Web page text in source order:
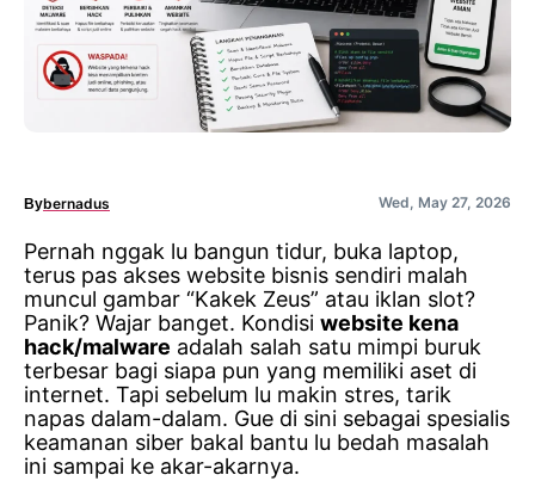
Bybernadus Wed, May 27, 2026
Pernah nggak lu bangun tidur, buka laptop,
terus pas akses website bisnis sendiri malah
muncul gambar “Kakek Zeus” atau iklan slot?
Panik? Wajar banget. Kondisi website kena
hack/malware adalah salah satu mimpi buruk
terbesar bagi siapa pun yang memiliki aset di
internet. Tapi sebelum lu makin stres, tarik
napas dalam-dalam. Gue di sini sebagai spesialis
keamanan siber bakal bantu lu bedah masalah
ini sampai ke akar-akarnya.